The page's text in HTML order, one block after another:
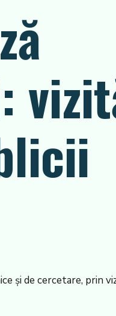
și de cercetare, prin